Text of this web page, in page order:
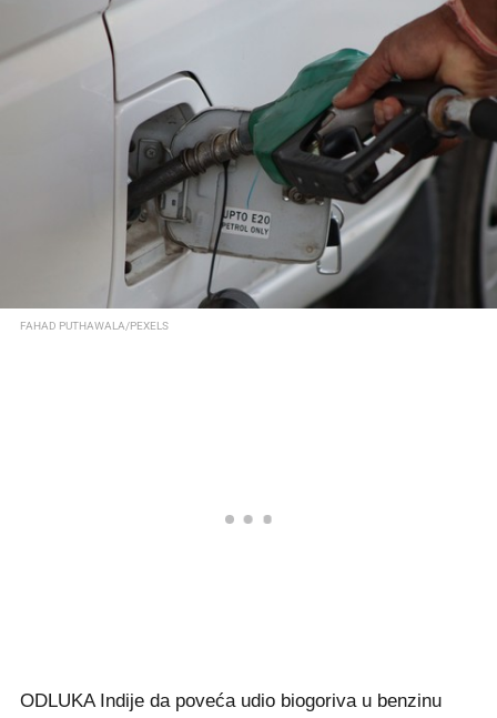
FAHAD PUTHAWALA/PEXELS
ODLUKA Indije da poveća udio biogoriva u benzinu